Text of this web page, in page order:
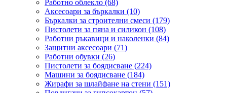
Работно облекло (68)
Аксесоари за бъркалки (10)
Бъркалки за строителни смеси (179)
Пистолети за пяна и силикон (108)
Работни ръкавици и наколенки (84)
Защитни аксесоари (71)
Работни обувки (26)
Пистолети за боядисване (224)
Машини за боядисване (184)
Жирафи за шлайфане на стени (151)